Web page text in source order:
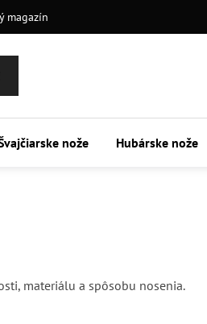
magazín
nože Hubárske nože
materiálu a spôsobu nosenia.